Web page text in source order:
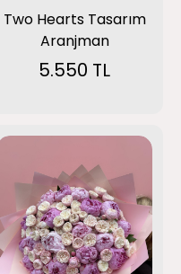
Two Hearts Tasarım
Aranjman
5.550 TL